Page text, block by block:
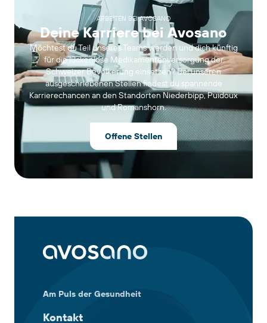
ARBEITEN BEI AVOSANO
Deine Karriere bei Avosano
Möchtest du Teil unseres Teams werden und dich künftig
für die lückenlose Medikamentenversorgung der
Schweizer Bevölkerung einsetzen? Bei unseren
ausgeschriebenen Stellen findest du spannende
Karrierechancen an den Standorten Niederbipp, Puidoux
und Romanshorn.
Offene Stellen
Am Puls der Gesundheit
Kontakt